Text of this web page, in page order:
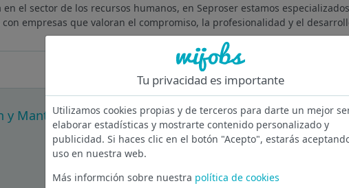
el sector de los recursos humanos, en Seproser estamos
empresas que valoran el compromiso, la profesionalidad y el
y Mantenimiento en Madrid
Ver más ofertas
Tu privacidad es importante
Utilizamos cookies propias y de terceros para darte un mejor
elaborar estadísticas y mostrarte contenido personalizado y
publicidad. Si haces clic en el botón "Acepto", estarás
uso en nuestra web.
Más informción sobre nuestra política de cookies